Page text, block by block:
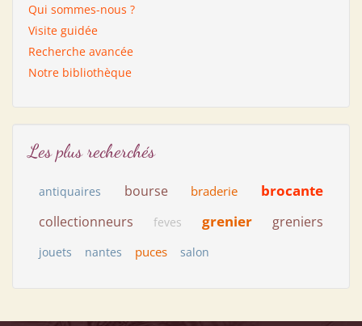
Qui sommes-nous ?
Visite guidée
Recherche avancée
Notre bibliothèque
Les plus recherchés
antiquaires bourse braderie brocante
collectionneurs feves grenier greniers
jouets nantes puces salon